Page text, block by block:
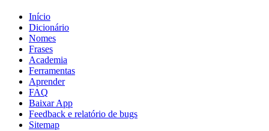
Início
Dicionário
Nomes
Frases
Academia
Ferramentas
Aprender
FAQ
Baixar App
Feedback e relatório de bugs
Sitemap